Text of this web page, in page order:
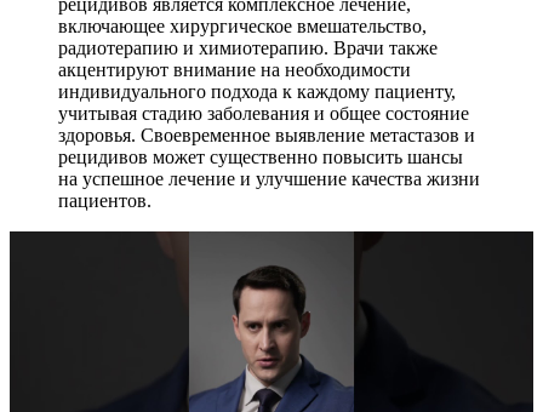
включающее хирургическое вмешательство,
радиотерапию и химиотерапию. Врачи также
акцентируют внимание на необходимости
индивидуального подхода к каждому пациенту,
учитывая стадию заболевания и общее состояние
здоровья. Своевременное выявление метастазов и
рецидивов может существенно повысить шансы
на успешное лечение и улучшение качества жизни
пациентов.